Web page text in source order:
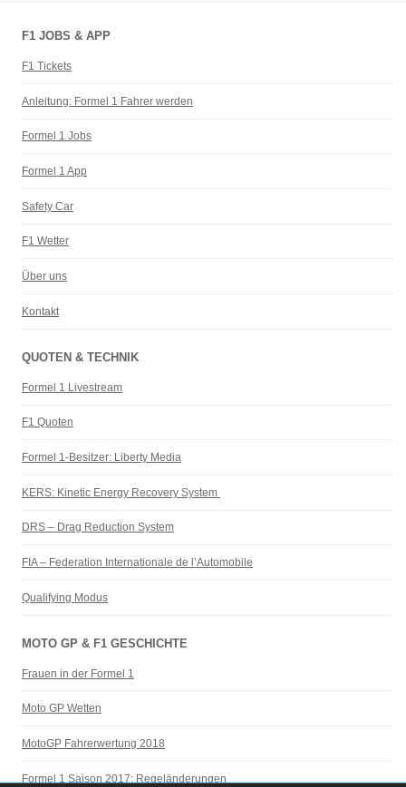
F1 JOBS & APP
F1 Tickets
Anleitung: Formel 1 Fahrer werden
Formel 1 Jobs
Formel 1 App
Safety Car
F1 Wetter
Über uns
Kontakt
QUOTEN & TECHNIK
Formel 1 Livestream
F1 Quoten
Formel 1-Besitzer: Liberty Media
KERS: Kinetic Energy Recovery System
DRS – Drag Reduction System
FIA – Federation Internationale de l’Automobile
Qualifying Modus
MOTO GP & F1 GESCHICHTE
Frauen in der Formel 1
Moto GP Wetten
MotoGP Fahrerwertung 2018
Formel 1 Saison 2017: Regeländerungen